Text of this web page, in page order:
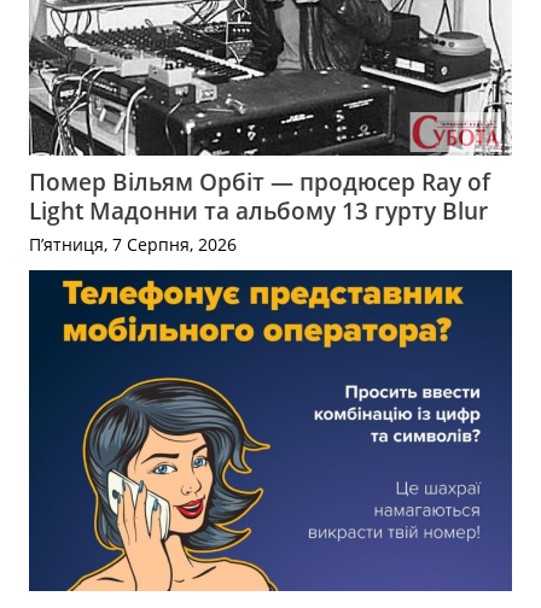
Помер Вільям Орбіт — продюсер Ray of
Light Мадонни та альбому 13 гурту Blur
П’ятниця, 7 Серпня, 2026